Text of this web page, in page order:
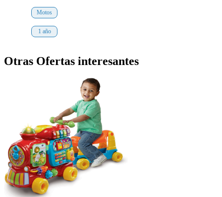
Motos
1 año
Otras Ofertas interesantes